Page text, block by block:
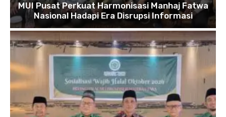
MUI Pusat Perkuat Harmonisasi Manhaj Fatwa
Nasional Hadapi Era Disrupsi Informasi